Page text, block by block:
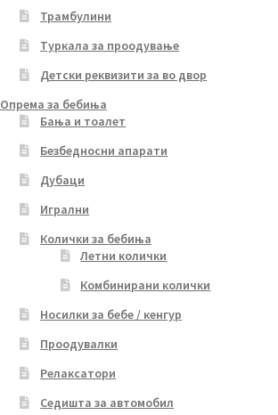
Трамбулини
Туркала за проодување
Детски реквизити за во двор
Опрема за бебиња
Бања и тоалет
Безбедносни апарати
Дубаци
Игрални
Колички за бебиња
Летни колички
Комбинирани колички
Носилки за бебе / кенгур
Проодувалки
Релаксатори
Седишта за автомобил